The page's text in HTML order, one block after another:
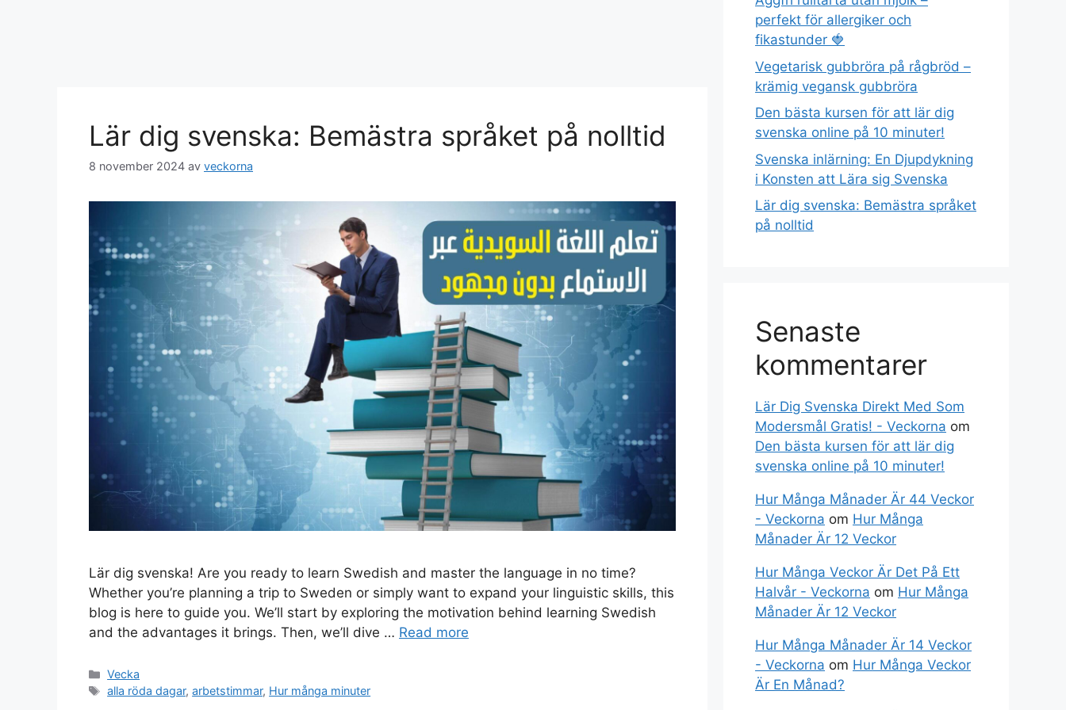
Lär dig svenska: Bemästra språket på nolltid
8 november 2024 av veckorna
Lär dig svenska! Are you ready to learn Swedish and master the language in no time?
Whether you’re planning a trip to Sweden or simply want to expand your linguistic skills, this
blog is here to guide you. We’ll start by exploring the motivation behind learning Swedish
and the advantages it brings. Then, we’ll dive … Read more
Kategorier
Vecka
Etiketter
alla röda dagar,arbetstimmar, Hur många minuter
perfekt för allergiker och
fikastunder 🍓
Vegetarisk gubbröra på rågbröd –
krämig vegansk gubbröra
Den bästa kursen för att lär dig
svenska online på 10 minuter!
Svenska inlärning: En Djupdykning
i Konsten att Lära sig Svenska
Lär dig svenska: Bemästra språket
på nolltid
Senaste
kommentarer
Lär Dig Svenska Direkt Med Som
Modersmål Gratis! - Veckorna om
Den bästa kursen för att lär dig
svenska online på 10 minuter!
Hur Många Månader Är 44 Veckor
- Veckorna om Hur Många
Månader Är 12 Veckor
Hur Många Veckor Är Det På Ett
Halvår - Veckorna om Hur Många
Månader Är 12 Veckor
Hur Många Månader Är 14 Veckor
- Veckorna om Hur Många Veckor
Är En Månad?